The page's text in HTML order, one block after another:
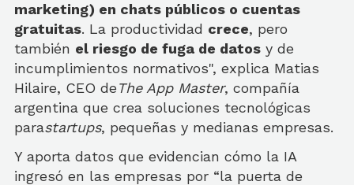
marketing) en chats públicos o cuentas
gratuitas. La productividad crece, pero
también el riesgo de fuga de datos y de
incumplimientos normativos", explica Matias
Hilaire, CEO deThe App Master, compañía
argentina que crea soluciones tecnológicas
parastartups, pequeñas y medianas empresas.
Y aporta datos que evidencian cómo la IA
ingresó en las empresas por “la puerta de